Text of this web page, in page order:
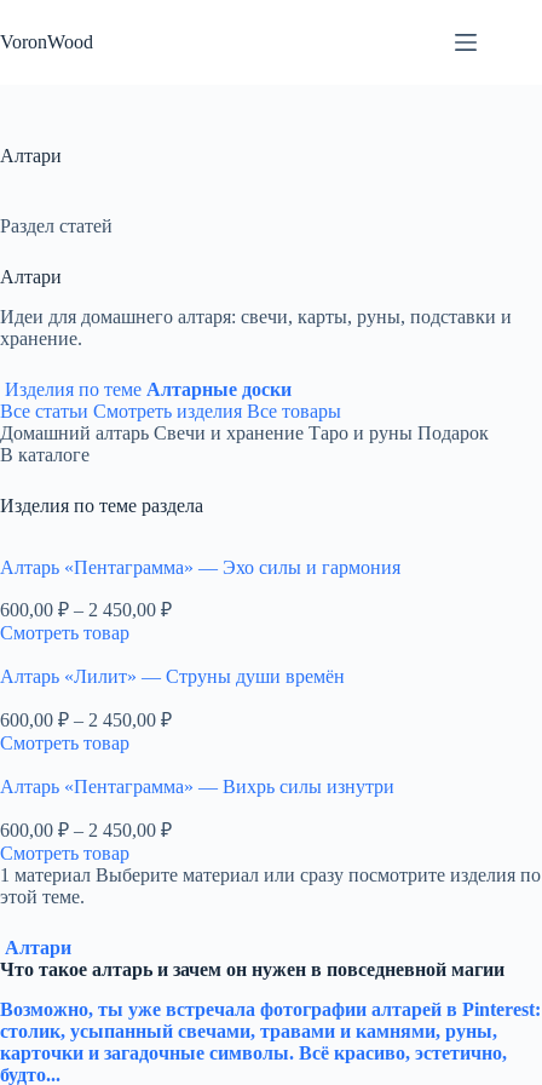
к
сути
VoronWood
Алтари
Раздел статей
Алтари
Идеи для домашнего алтаря: свечи, карты, руны, подставки и
хранение.
Изделия по теме Алтарные доски
Все статьи Смотреть изделия Все товары
Домашний алтарь Свечи и хранение Таро и руны Подарок
В каталоге
Изделия по теме раздела
Алтарь «Пентаграмма» — Эхо силы и гармония
600,00 ₽ – 2 450,00 ₽Диапазон
–
450,00 ₽
Смотреть товар
Алтарь «Лилит» — Струны души времён
600,00 ₽ – 2 450,00 ₽Диапазон
–
450,00 ₽
Смотреть товар
Алтарь «Пентаграмма» — Вихрь силы изнутри
600,00 ₽ – 2 450,00 ₽Диапазон
600,00 ₽
Смотреть товар
1 материал Выберите материал или сразу посмотрите изделия по
этой теме.
Алтари
Что такое алтарь и зачем он нужен в повседневной магии
Возможно, ты уже встречала фотографии алтарей в Pinterest:
столик, усыпанный свечами, травами и камнями, руны,
карточки и загадочные символы. Всё красиво, эстетично,
будто...